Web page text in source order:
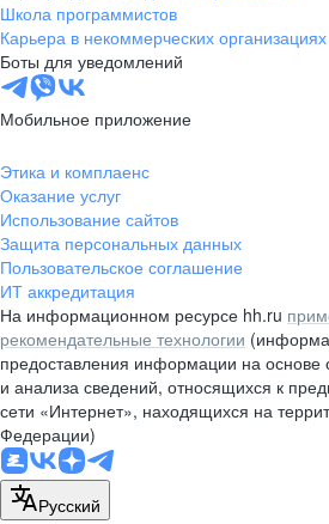
Минск
пр-т Дзержинского, д. 57,
10 этаж, помещение 45-1
pr@rabota.by
Алматы
пр. Абая, д. 151, БЦ Алатау,
12 этаж, офис 1209
+7 727 232-13-13
pr@headhunter.com.kz
Школа программистов
Карьера в некоммерческих организациях
Боты для уведомлений
Мобильное приложение
Этика и комплаенс
Оказание услуг
Использование сайтов
Защита персональных данных
Пользовательское соглашение
ИТ аккредитация
На информационном ресурсе hh.ru
рекомендательные технологии
предоставления информации на основе
и анализа сведений, относящихся к
сети «Интернет», находящихся на
Федерации)
Русский